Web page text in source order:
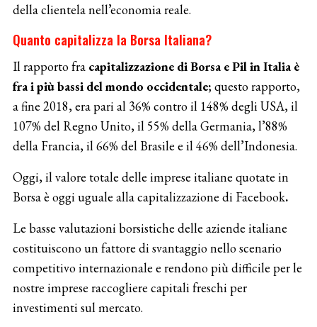
della clientela nell’economia reale.
Quanto capitalizza la Borsa Italiana?
Il rapporto fra capitalizzazione di Borsa e Pil in Italia è
fra i più bassi del mondo occidentale; questo rapporto,
a fine 2018, era pari al 36% contro il 148% degli USA, il
107% del Regno Unito, il 55% della Germania, l’88%
della Francia, il 66% del Brasile e il 46% dell’Indonesia.
Oggi, il valore totale delle imprese italiane quotate in
Borsa è oggi uguale alla capitalizzazione di Facebook.
Le basse valutazioni borsistiche delle aziende italiane
costituiscono un fattore di svantaggio nello scenario
competitivo internazionale e rendono più difficile per le
nostre imprese raccogliere capitali freschi per
investimenti sul mercato.